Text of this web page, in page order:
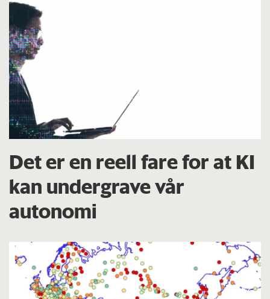
Det er en reell fare for at KI
kan undergrave vår
autonomi